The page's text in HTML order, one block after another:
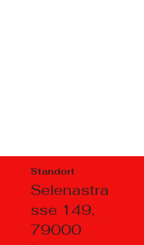
Standort
Selenastra
sse 149,
79000